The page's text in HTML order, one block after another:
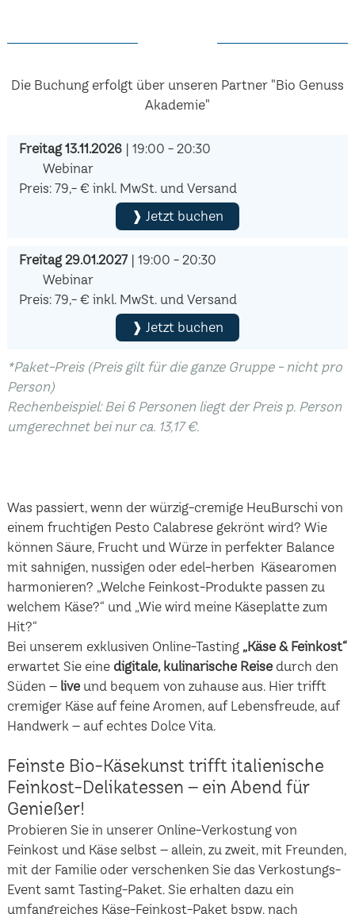
Die Buchung erfolgt über unseren Partner "Bio Genuss
Akademie"
Freitag 13.11.2026| 19:00 - 20:30
Webinar
Preis: 79,- € inkl. MwSt. und Versand
❱ Jetzt buchen
Freitag 29.01.2027| 19:00 - 20:30
Webinar
Preis: 79,- € inkl. MwSt. und Versand
❱ Jetzt buchen
*Paket-Preis (Preis gilt für die ganze Gruppe - nicht pro
Person)
Rechenbeispiel: Bei 6 Personen liegt der Preis p. Person
umgerechnet bei nur ca. 13,17 €.
Was passiert, wenn der würzig-cremige HeuBurschi von
einem fruchtigen Pesto Calabrese gekrönt wird? Wie
können Säure, Frucht und Würze in perfekter Balance
mit sahnigen, nussigen oder edel-herben Käsearomen
harmonieren? „Welche Feinkost-Produkte passen zu
welchem Käse?“ und „Wie wird meine Käseplatte zum
Hit?“
Bei unserem exklusiven Online-Tasting „Käse & Feinkost“
erwartet Sie eine digitale, kulinarische Reisedurch den
Süden – live und bequem von zuhause aus. Hier trifft
cremiger Käse auf feine Aromen, auf Lebensfreude, auf
Handwerk – auf echtes Dolce Vita.
Feinste Bio-Käsekunst trifft italienische
Feinkost-Delikatessen – ein Abend für
Genießer!
Probieren Sie in unserer Online-Verkostung von
Feinkost und Käse selbst – allein, zu zweit, mit Freunden,
mit der Familie oder verschenken Sie das Verkostungs-
Event samt Tasting-Paket. Sie erhalten dazu ein
umfangreiches Käse-Feinkost-Paket bspw. nach